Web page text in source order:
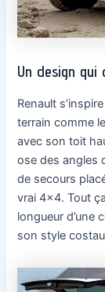
Un design
Renault
terrain comme
avec son toit
ose des angles
de secours
vrai 4×4. Tout
longueur d’une
son style